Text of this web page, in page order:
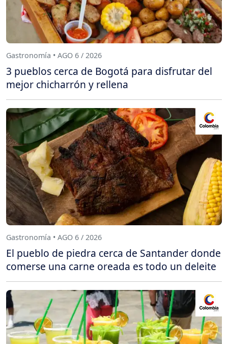
Gastronomía • AGO 6 / 2026
3 pueblos cerca de Bogotá para disfrutar del
mejor chicharrón y rellena
Gastronomía • AGO 6 / 2026
El pueblo de piedra cerca de Santander donde
comerse una carne oreada es todo un deleite